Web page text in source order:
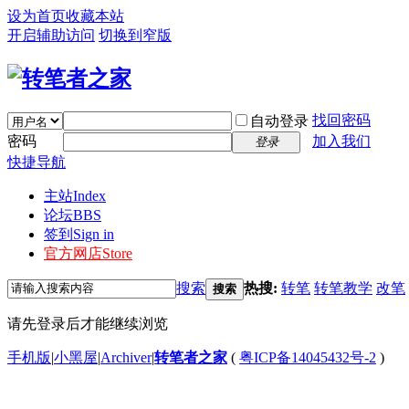
设为首页收藏本站
开启辅助访问 切换到窄版
自动登录 找回密码
密码
登录
加入我们
快捷导航
主站Index
论坛BBS
签到 Sign in
官方网店Store
搜索 搜索 热搜: 转笔 转笔教学 改笔
请先登录后才能继续浏览
手机版|小黑屋|Archiver|转笔者之家 ( 粤ICP备14045432号-2 )